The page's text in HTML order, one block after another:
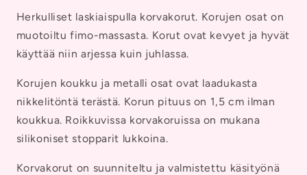
Herkulliset laskiaispulla korvakorut. Korujen osat on
muotoiltu fimo-massasta. Korut ovat kevyet ja hyvät
käyttää niin arjessa kuin juhlassa.
Korujen koukku ja metalli osat ovat laadukasta
nikkelitöntä terästä. Korun pituus on 1,5 cm ilman
koukkua. Roikkuvissa korvakoruissa on mukana
silikoniset stopparit lukkoina.
Korvakorut on suunniteltu ja valmistettu käsityönä